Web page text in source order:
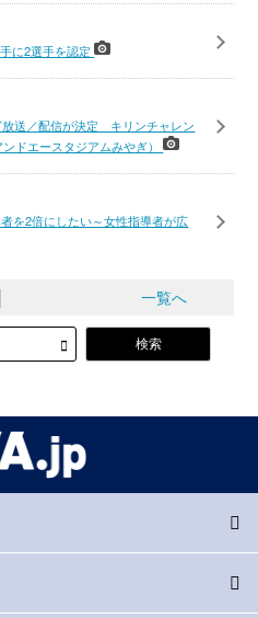
に2選手を認定
送／配信が決定 キリンチャレン
ドエースタジアムみやぎ）
を2倍にしたい～女性指導者が広
一覧へ